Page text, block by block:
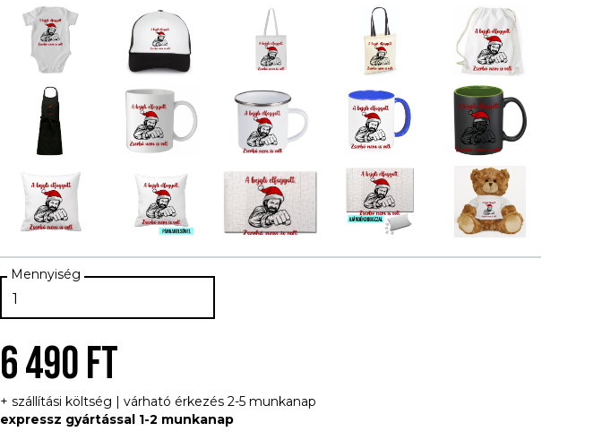
6 490 FT
+ szállítási költség | várható érkezés 2-5 munkanap
expressz gyártással 1-2 munkanap